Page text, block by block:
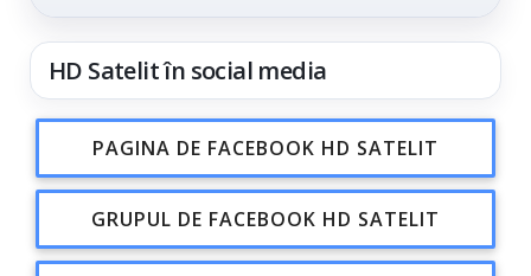
HD Satelit în social media
PAGINA DE FACEBOOK HD SATELIT
GRUPUL DE FACEBOOK HD SATELIT